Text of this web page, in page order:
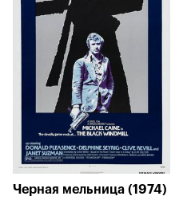
Черная мельница (1974)